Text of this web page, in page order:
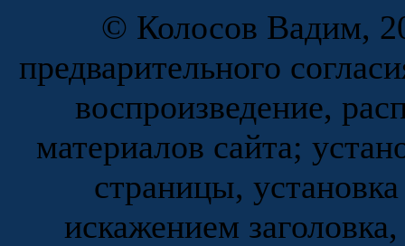
© Колосов Вадим,
предварительного
воспроизведение,
материалов сайта;
страницы,
искажением